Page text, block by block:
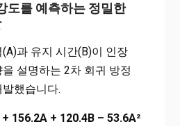
도를 예측하는 정밀한
과 유지 시간(B)이 인장
설명하는 2차 회귀 방정
했습니다.
156.2A + 120.4B – 53.6A²